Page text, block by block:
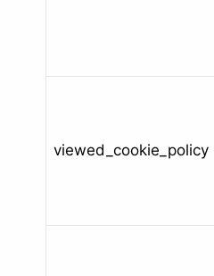
viewed_cookie_policy